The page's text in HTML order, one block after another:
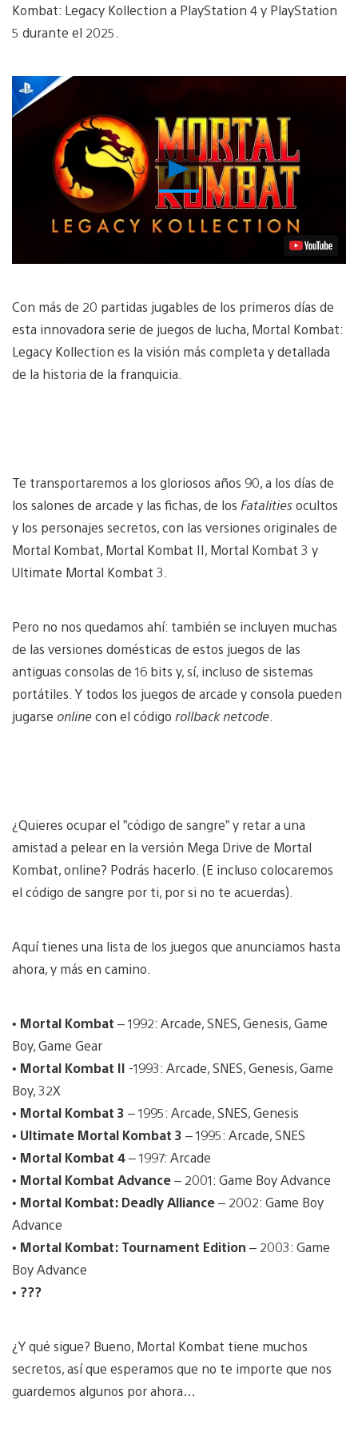
Kombat: Legacy Kollection a PlayStation 4 y PlayStation
5 durante el 2025.
Reproducir
Video
Con más de 20 partidas jugables de los primeros días de
esta innovadora serie de juegos de lucha, Mortal Kombat:
Legacy Kollection es la visión más completa y detallada
de la historia de la franquicia.
Te transportaremos a los gloriosos años 90, a los días de
los salones de arcade y las fichas, de los Fatalitiesocultos
y los personajes secretos, con las versiones originales de
Mortal Kombat, Mortal Kombat II, Mortal Kombat 3 y
Ultimate Mortal Kombat 3.
Pero no nos quedamos ahí: también se incluyen muchas
de las versiones domésticas de estos juegos de las
antiguas consolas de 16 bits y, sí, incluso de sistemas
portátiles. Y todos los juegos de arcade y consola pueden
jugarse onlinecon el código rollback netcode
¿Quieres ocupar el ”código de sangre” y retar a una
amistad a pelear en la versión Mega Drive de Mortal
Kombat, online? Podrás hacerlo. (E incluso colocaremos
el código de sangre por ti, por si no te acuerdas).
Aquí tienes una lista de los juegos que anunciamos hasta
ahora, y más en camino.
• Mortal Kombat – 1992: Arcade, SNES, Genesis, Game
Boy, Game Gear
• Mortal Kombat II -1993: Arcade, SNES, Genesis, Game
Boy, 32X
• Mortal Kombat 3 – 1995: Arcade, SNES, Genesis
• Ultimate Mortal Kombat 3 – 1995: Arcade, SNES
• Mortal Kombat 4– 1997: Arcade
• Mortal Kombat Advance– 2001: Game Boy Advance
• Mortal Kombat: Deadly Alliance– 2002: Game Boy
Advance
• Mortal Kombat: Tournament Edition – 2003: Game
Boy Advance
• ???
¿Y qué sigue? Bueno, Mortal Kombat tiene muchos
secretos, así que esperamos que no te importe que nos
guardemos algunos por ahora…